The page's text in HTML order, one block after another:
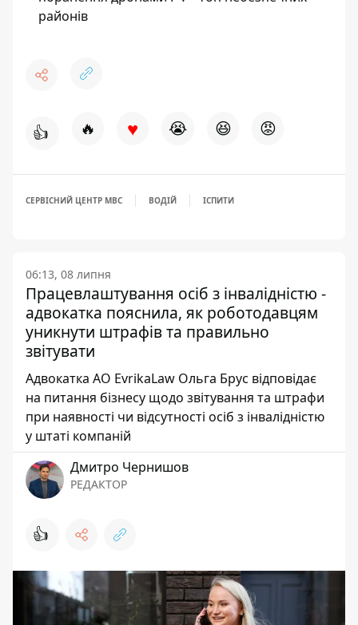
районів
👍 🔥 ♥ 😭 😆 😡
СЕРВІСНИЙ ЦЕНТР МВС ВОДІЙ ІСПИТИ
06:13, 08 липня
Працевлаштування осіб з інвалідністю -
адвокатка пояснила, як роботодавцям
уникнути штрафів та правильно
звітувати
Адвокатка АО EvrikaLaw Ольга Брус відповідає
на питання бізнесу щодо звітування та штрафи
при наявності чи відсутності осіб з інвалідністю
у штаті компаній
Дмитро Чернишов
РЕДАКТОР
👍